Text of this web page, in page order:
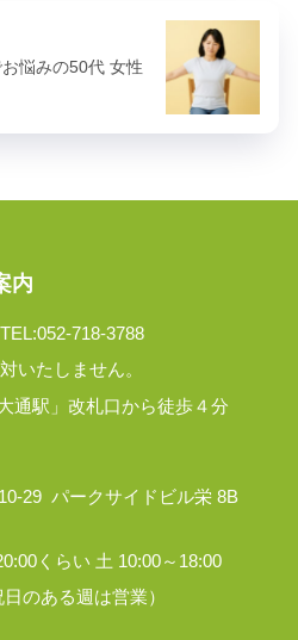
悩みの50代 女性
内
718-3788
いたしません。
通駅」改札口から徒歩４分
29 パークサイドビル栄 8B
くらい 土 10:00～18:00
のある週は営業）